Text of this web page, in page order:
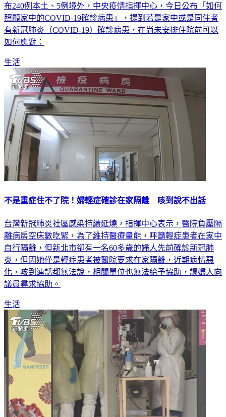
布240例本土、5例境外，中央疫情指揮中心，今日公布「如何
照顧家中的COVID-19確診病患」，提到若是家中或是同住者
有新冠肺炎（COVID-19）確診病患，在尚未安排住院前可以
如何應對：
生活
不是重症住不了院！婦輕症確診在家隔離 咳到說不出話
台灣新冠肺炎社區感染持續延燒，指揮中心表示，醫院負壓隔
離病房空床數吃緊，為了維持醫療量能，呼籲輕症患者在家中
自行隔離，但新北市卻有一名60多歲的婦人先前確診新冠肺
炎，但因她僅是輕症患者被醫院要求在家隔離，近期病情惡
化，咳到連話都無法說，相關單位也無法給予協助，讓婦人向
議員尋求協助。
生活